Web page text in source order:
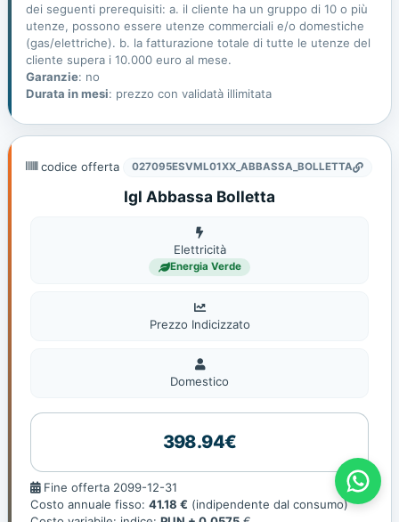
dei seguenti prerequisiti: a. il cliente ha un gruppo di 10 o più
utenze, possono essere utenze commerciali e/o domestiche
(gas/elettriche). b. la fatturazione totale di tutte le utenze del
cliente supera i 10.000 euro al mese.
Garanzie: no
Durata in mesi: prezzo con validatà illimitata
codice offerta 027095ESVML01XX_ABBASSA_BOLLETTA
Igl Abbassa Bolletta
Elettricità
Elettricità
Energia Verde
Prezzo Indicizzato
Domestico
Domestico
398.94€
Fine
offerta
Fine offerta 2099-12-31
Costo annuale fisso: 41.18 € (indipendente dal consumo)
Offerte Gas E Luce - Prometheas